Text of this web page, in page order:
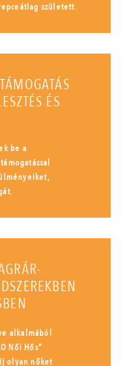
született.
ÉS
be a
alkalmából
Női Hős”
olyan nőket